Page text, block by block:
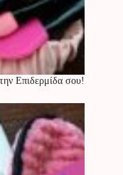
Επιδερμίδα σου!